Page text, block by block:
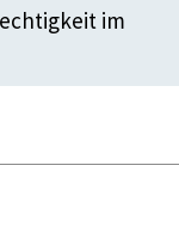
im